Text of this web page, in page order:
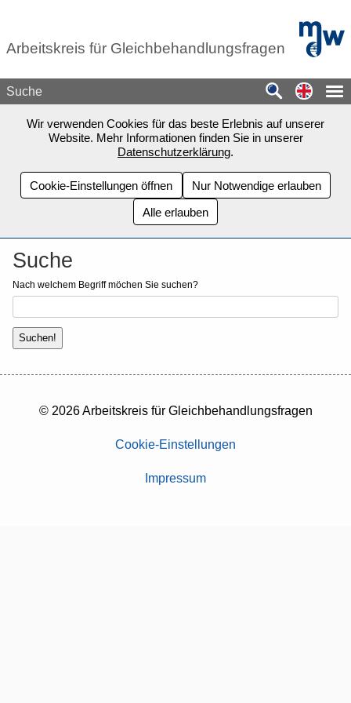
Arbeitskreis für Gleichbehandlungsfragen
mdw -
Suche
Wir verwenden Cookies für das beste Erlebnis auf unserer
Website. Mehr Informationen finden Sie in unserer
Datenschutzerklärung.
Cookie-Einstellungen öffnen
Nur Notwendige erlauben
Alle erlauben
Suche
Nach welchem Begriff möchen Sie suchen?
© 2026 Arbeitskreis für Gleichbehandlungsfragen
Cookie-Einstellungen
Impressum